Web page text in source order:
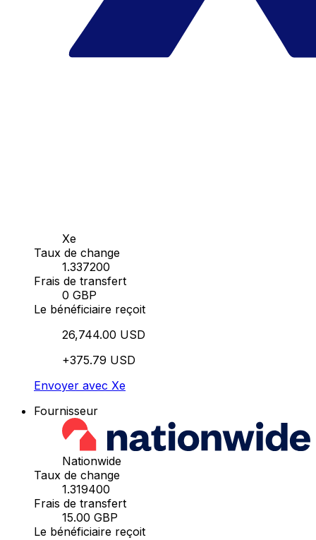
Xe
Taux de change
1.337200
Frais de transfert
0 GBP
Le bénéficiaire reçoit
26,744.00 USD
+375.79 USD
Envoyer avec Xe
Fournisseur
Nationwide
Taux de change
1.319400
Frais de transfert
15.00 GBP
Le bénéficiaire reçoit